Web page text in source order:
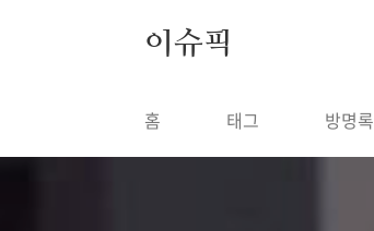
이슈픽
홈 태그 방명록